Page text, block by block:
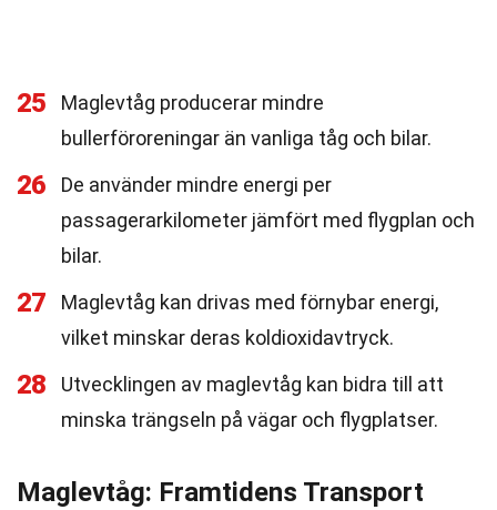
25
Maglevtåg producerar mindre
bullerföroreningar än vanliga tåg och bilar.
26
De använder mindre energi per
passagerarkilometer jämfört med flygplan och
bilar.
27
Maglevtåg kan drivas med förnybar energi,
vilket minskar deras koldioxidavtryck.
28
Utvecklingen av maglevtåg kan bidra till att
minska trängseln på vägar och flygplatser.
Maglevtåg: Framtidens Transport